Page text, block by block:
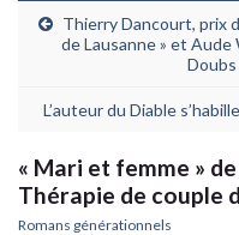
Thierry Dancourt, prix
de Lausanne » et Aude
Doubs
L’auteur du Diable
« Mari et femme »
Thérapie de couple
Romans générationnels